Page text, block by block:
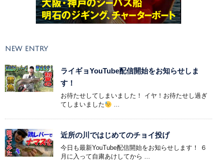
NEW ENTRY
ライギョYouTube配信開始をお知らせしま
す！
お待たせしてしまいました！ イヤ！お待たせし過ぎ
てしまいました
...
近所の川ではじめてのチョイ投げ
今日も最新YouTube配信開始をお知らせします！ ６
月に入って自粛あけしてから ...